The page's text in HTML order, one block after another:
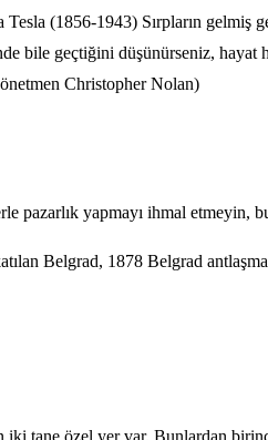
(1856-1943) Sırpların gelmiş
bile geçtiğini düşünürseniz,
Christopher Nolan)
pazarlık yapmayı ihmal etmeyin,
Belgrad, 1878 Belgrad
iki tane özel yer var. Bunlardan